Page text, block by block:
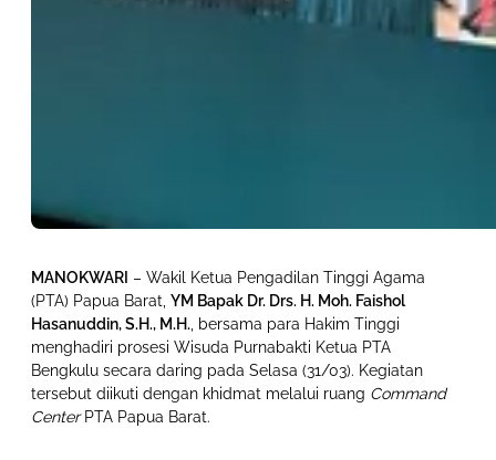
MANOKWARI – Wakil Ketua Pengadilan Tinggi Agama
(PTA) Papua Barat, YM Bapak Dr. Drs. H. Moh. Faishol
Hasanuddin, S.H., M.H., bersama para Hakim Tinggi
menghadiri prosesi Wisuda Purnabakti Ketua PTA
Bengkulu secara daring pada Selasa (31/03). Kegiatan
tersebut diikuti dengan khidmat melalui ruang Command
CenterPTA Papua Barat.